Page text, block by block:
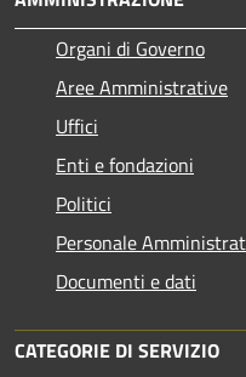
Organi di Governo
Aree Amministrative
Uffici
Enti e fondazioni
Politici
Personale
Documenti e dati
CATEGORIE DI SERVIZIO